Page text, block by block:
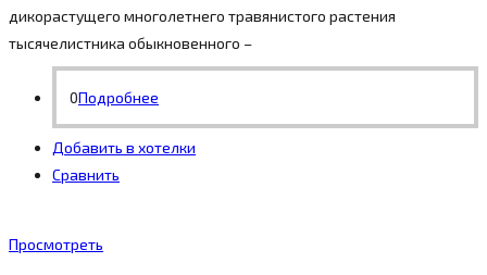
дикорастущего многолетнего травянистого растения
тысячелистника обыкновенного –
0Подробнее
Добавить в хотелки
Сравнить
Просмотреть